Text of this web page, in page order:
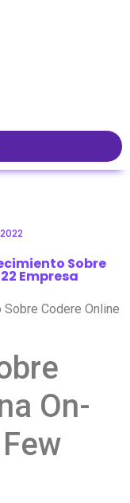
Sobre
Empresa
Codere Online
On-